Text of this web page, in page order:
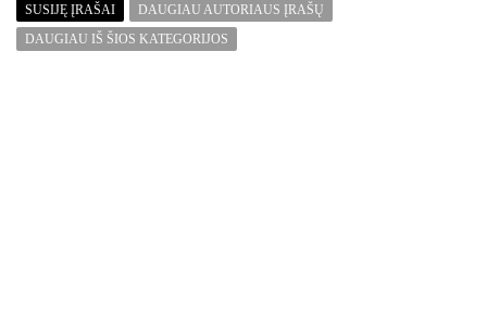
SUSIJĘ ĮRAŠAI
DAUGIAU AUTORIAUS ĮRAŠŲ
DAUGIAU IŠ ŠIOS KATEGORIJOS